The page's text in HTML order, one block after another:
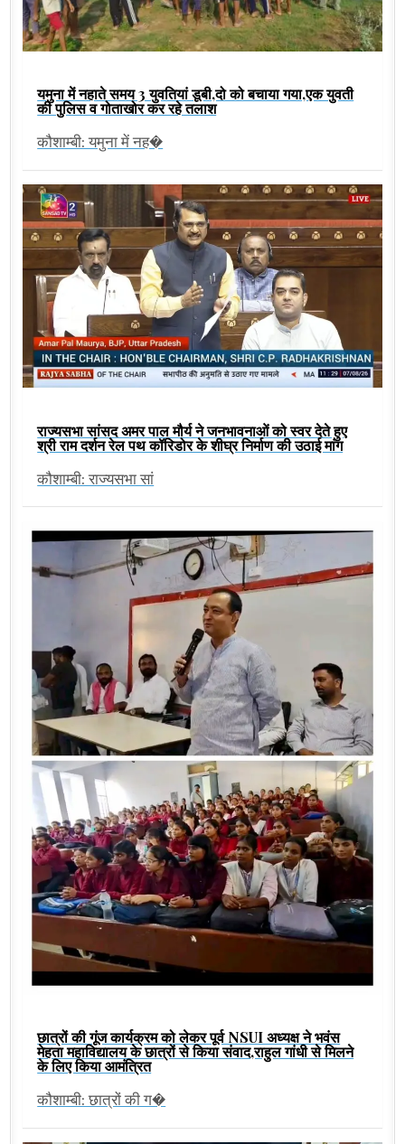
यमुना में नहाते समय 3 युवतियां डूबी,दो को बचाया गया,एक युवती
की पुलिस व गोताखोर कर रहे तलाश
कौशाम्बी: यमुना में नह�
राज्यसभा सांसद अमर पाल मौर्य ने जनभावनाओं को स्वर देते हुए
श्री राम दर्शन रेल पथ कॉरिडोर के शीघ्र निर्माण की उठाई मांग
कौशाम्बी: राज्यसभा सां
छात्रों की गूंज कार्यक्रम को लेकर पूर्व NSUI अध्यक्ष ने भवंस
मेहता महाविद्यालय के छात्रों से किया संवाद,राहुल गांधी से मिलने
के लिए किया आमंत्रित
कौशाम्बी: छात्रों की ग�